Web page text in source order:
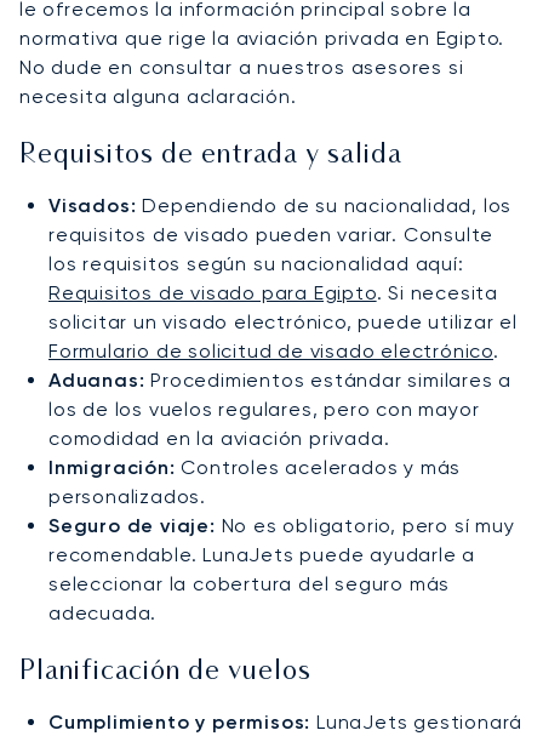
le ofrecemos la información principal sobre la
normativa que rige la aviación privada en Egipto.
No dude en consultar a nuestros asesores si
necesita alguna aclaración.
Requisitos de entrada y salida
Visados: Dependiendo de su nacionalidad, los
requisitos de visado pueden variar. Consulte
los requisitos según su nacionalidad aquí:
Requisitos de visado para Egipto. Si necesita
solicitar un visado electrónico, puede utilizar el
Formulario de solicitud de visado electrónico.
Aduanas: Procedimientos estándar similares a
los de los vuelos regulares, pero con mayor
comodidad en la aviación privada.
Inmigración: Controles acelerados y más
personalizados.
Seguro de viaje: No es obligatorio, pero sí muy
recomendable. LunaJets puede ayudarle a
seleccionar la cobertura del seguro más
adecuada.
Planificación de vuelos
Cumplimiento y permisos: LunaJets gestionará